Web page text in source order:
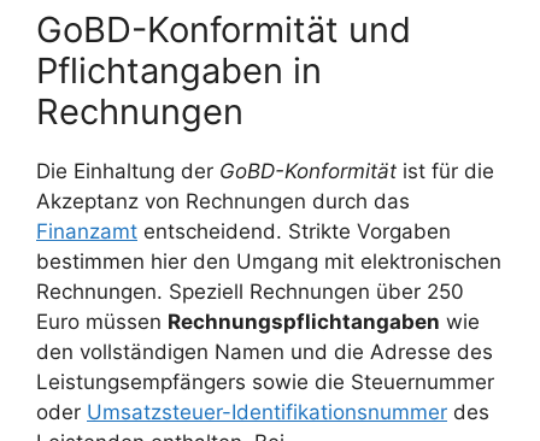
GoBD-Konformität und
Pflichtangaben in
Rechnungen
Die Einhaltung der GoBD-Konformität ist für die
Akzeptanz von Rechnungen durch das
Finanzamt entscheidend. Strikte Vorgaben
bestimmen hier den Umgang mit elektronischen
Rechnungen. Speziell Rechnungen über 250
Euro müssen Rechnungspflichtangaben wie
den vollständigen Namen und die Adresse des
Leistungsempfängers sowie die Steuernummer
oder Umsatzsteuer-Identifikationsnummer des